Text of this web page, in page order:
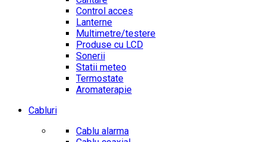
Control acces
Lanterne
Multimetre/testere
Produse cu LCD
Sonerii
Statii meteo
Termostate
Aromaterapie
Cabluri
Cablu alarma